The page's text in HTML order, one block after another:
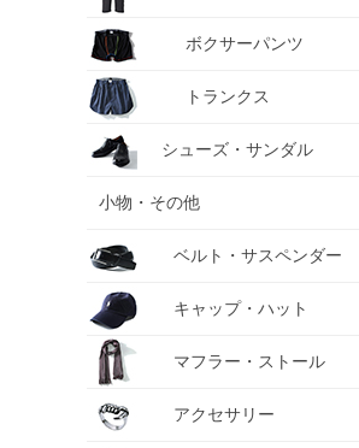
ボクサーパンツ
トランクス
シューズ・サンダル
小物・その他
ベルト・サスペンダー
キャップ・ハット
マフラー・ストール
アクセサリー